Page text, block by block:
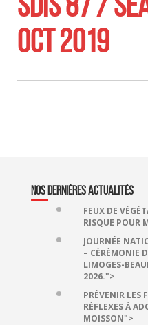
OCT 2019
NOS DERNIÈRES ACTUALITÉS
FEUX DE
RISQUE POUR
JOURNÉE
– CÉRÉMONIE
LIMOGES-
2026.">
PRÉVENIR LES
RÉFLEXES À
MOISSON">